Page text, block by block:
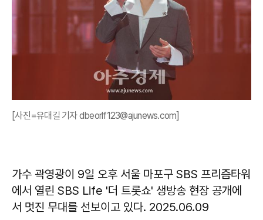
[사진=유대길 기자 dbeorlf123@ajunews.com]
가수 곽영광이 9일 오후 서울 마포구 SBS 프리즘타워
에서 열린 SBS Life '더 트롯쇼' 생방송 현장 공개에
서 멋진 무대를 선보이고 있다. 2025.06.09